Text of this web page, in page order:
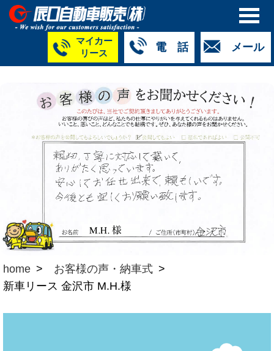
メール
電 話
050-5264-
4427
カーリース）
050-5268-
8009
076-233-
2318
076-255-
0024
0776-33-
2424
050-5264-
4430
マイカー
リース
home
お客様の声・納車式
新車リース 金沢市 M.H.様